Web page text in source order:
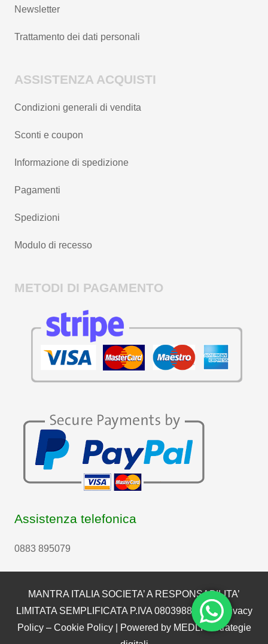
Newsletter
Trattamento dei dati personali
ASSISTENZA ACQUISTI
Condizioni generali di vendita
Sconti e coupon
Informazione di spedizione
Pagamenti
Spedizioni
Modulo di recesso
METODI DI PAGAMENTO
Assistenza telefonica
0883 895079
MANTRA ITALIA SOCIETA’ A RESPONSABILITA’
LIMITATA SEMPLIFICATA P.IVA 08039880722 | Privacy
Policy– Cookie Policy| Powered by MEDLI – Strategie